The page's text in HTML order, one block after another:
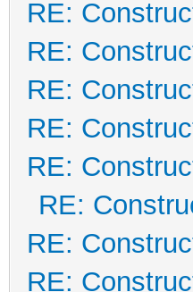
RE:
RE:
RE:
RE:
RE:
RE:
RE:
RE: